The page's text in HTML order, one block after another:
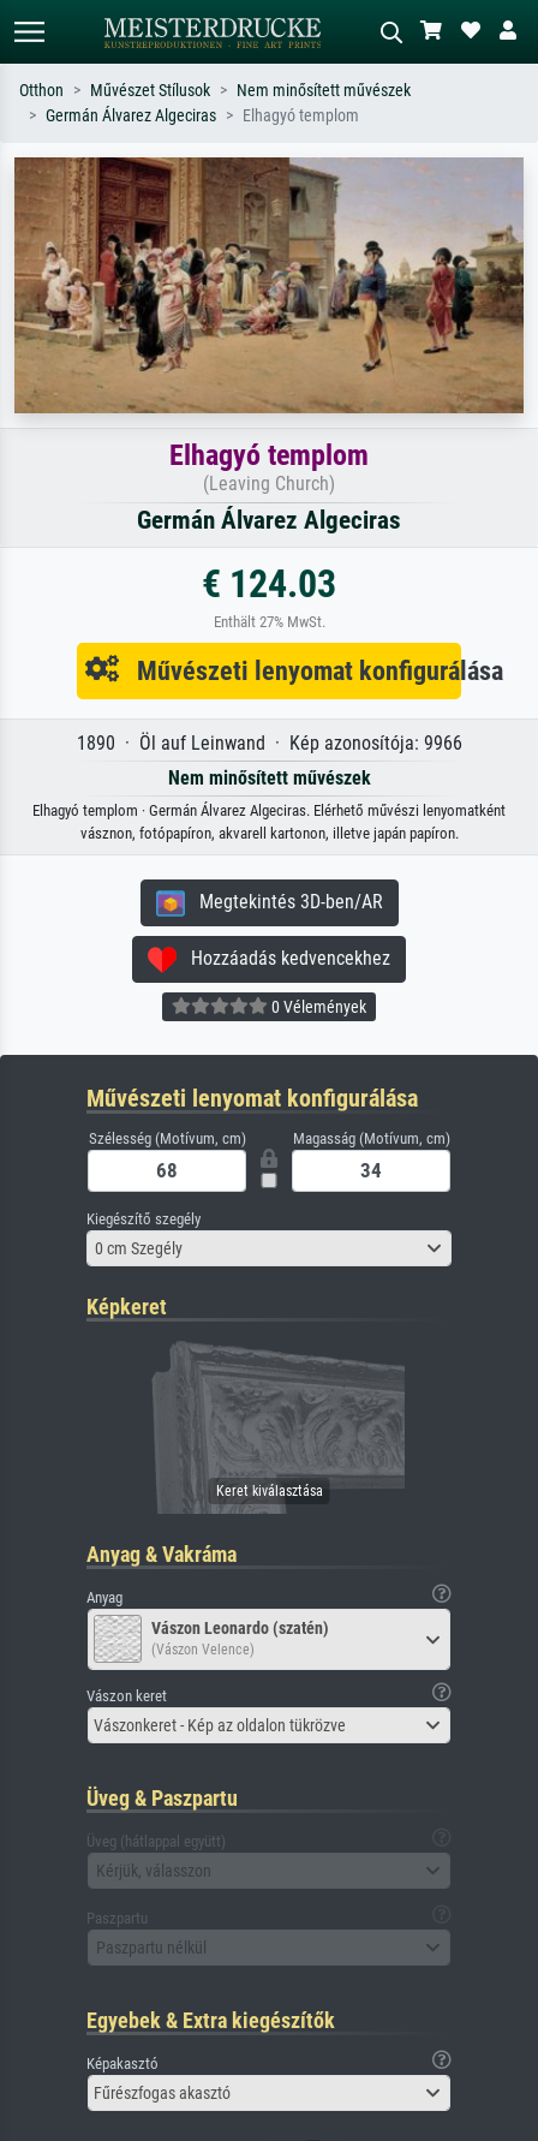
Keressen művész, műcím vagy stílus
szerint – pl. Monet, Csillagos éj,
impresszionizmus, Hokusai-hullám,
akt.
Írja le a jelenetet – pl. zöld rét, sok
piros absztrakt, sötét olajkép, álló akt
Otthon Művészet Stílusok
Nem minősített művészek
Germán Álvarez Algeciras
Elhagyó templom
Elhagyó templom
(Leaving Church)
Germán Álvarez Algeciras
€ 124.03
Enthält 27% MwSt.
Művészeti lenyomat konfigurálása
1890 · Öl auf Leinwand · Kép azonosítója: 9966
Nem minősített művészek
Elhagyó templom · Germán Álvarez Algeciras. Elérhető művészi lenyomatként
vásznon, fotópapíron, akvarell kartonon, illetve japán papíron.
Megtekintés 3D-ben/AR
Hozzáadás kedvencekhez
0 Vélemények
Művészeti lenyomat konfigurálása
Szélesség (Motívum, cm) Magasság (Motívum, cm)
Kiegészítő szegély
0 cm Szegély
Képkeret
Anyag & Vakráma
Anyag
Vászon Leonardo (szatén)
(Vászon Velence)
Vászon keret
Vászonkeret - Kép az oldalon tükrözve
Üveg & Paszpartu
Üveg (hátlappal együtt)
Kérjük, válasszon
Paszpartu
Paszpartu nélkül
Egyebek & Extra kiegészítők
Képakasztó
Fűrészfogas akasztó